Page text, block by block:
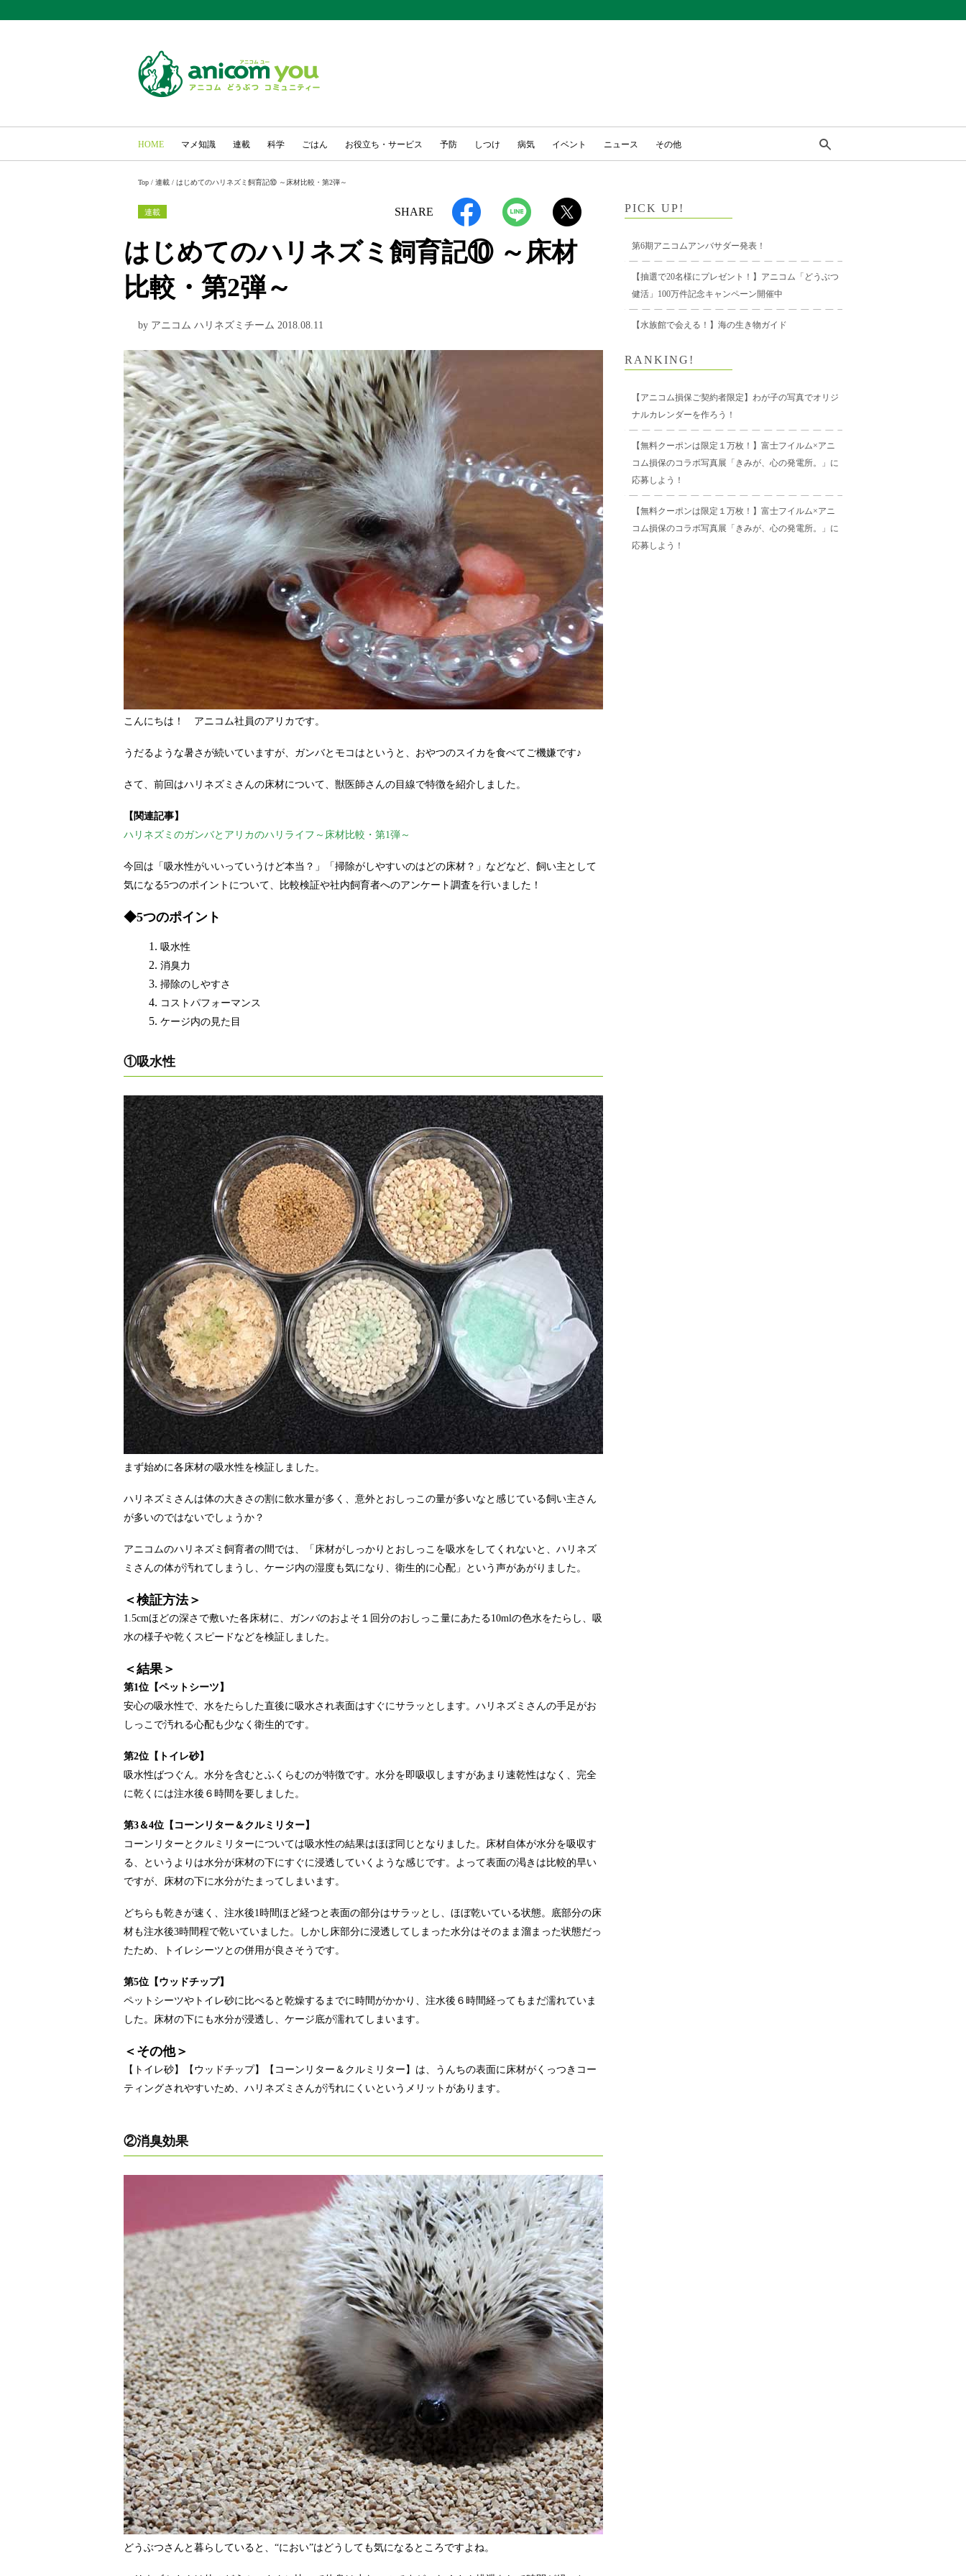
HOME マメ知識 連載 科学 ごはん お役立ち・サービス 予防 しつけ 病気 イベント ニュース その他
Top / 連載 / はじめてのハリネズミ飼育記⑩ ～床材比較・第2弾～
SHARE
連載
はじめてのハリネズミ飼育記⑩ ～床材
比較・第2弾～
by アニコム ハリネズミチーム 2018.08.11
こんにちは！ アニコム社員のアリカです。
うだるような暑さが続いていますが、ガンバとモコはというと、おやつのスイカを食べてご機嫌です♪
さて、前回はハリネズミさんの床材について、獣医師さんの目線で特徴を紹介しました。
【関連記事】
ハリネズミのガンバとアリカのハリライフ～床材比較・第1弾～
今回は「吸水性がいいっていうけど本当？」「掃除がしやすいのはどの床材？」などなど、飼い主として
気になる5つのポイントについて、比較検証や社内飼育者へのアンケート調査を行いました！
◆5つのポイント
吸水性
消臭力
掃除のしやすさ
コストパフォーマンス
ケージ内の見た目
①吸水性
まず始めに各床材の吸水性を検証しました。
ハリネズミさんは体の大きさの割に飲水量が多く、意外とおしっこの量が多いなと感じている飼い主さん
が多いのではないでしょうか？
アニコムのハリネズミ飼育者の間では、「床材がしっかりとおしっこを吸水をしてくれないと、ハリネズ
ミさんの体が汚れてしまうし、ケージ内の湿度も気になり、衛生的に心配」という声があがりました。
＜検証方法＞
1.5cmほどの深さで敷いた各床材に、ガンバのおよそ１回分のおしっこ量にあたる10mlの色水をたらし、吸
水の様子や乾くスピードなどを検証しました。
＜結果＞
第1位【ペットシーツ】
安心の吸水性で、水をたらした直後に吸水され表面はすぐにサラッとします。ハリネズミさんの手足がお
しっこで汚れる心配も少なく衛生的です。
第2位【トイレ砂】
吸水性ばつぐん。水分を含むとふくらむのが特徴です。水分を即吸収しますがあまり速乾性はなく、完全
に乾くには注水後６時間を要しました。
第3＆4位【コーンリター＆クルミリター】
コーンリターとクルミリターについては吸水性の結果はほぼ同じとなりました。床材自体が水分を吸収す
る、というよりは水分が床材の下にすぐに浸透していくような感じです。よって表面の渇きは比較的早い
ですが、床材の下に水分がたまってしまいます。
どちらも乾きが速く、注水後1時間ほど経つと表面の部分はサラッとし、ほぼ乾いている状態。底部分の床
材も注水後3時間程で乾いていました。しかし床部分に浸透してしまった水分はそのまま溜まった状態だっ
たため、トイレシーツとの併用が良さそうです。
第5位【ウッドチップ】
ペットシーツやトイレ砂に比べると乾燥するまでに時間がかかり、注水後６時間経ってもまだ濡れていま
した。床材の下にも水分が浸透し、ケージ底が濡れてしまいます。
＜その他＞
【トイレ砂】【ウッドチップ】【コーンリター＆クルミリター】は、うんちの表面に床材がくっつきコー
ティングされやすいため、ハリネズミさんが汚れにくいというメリットがあります。
②消臭効果
どうぶつさんと暮らしていると、“におい”はどうしても気になるところですよね。
PICK UP!
第6期アニコムアンバサダー発表！
【抽選で20名様にプレゼント！】アニコム「どうぶつ
健活」100万件記念キャンペーン開催中
【水族館で会える！】海の生き物ガイド
RANKING!
【アニコム損保ご契約者限定】わが子の写真でオリジ
ナルカレンダーを作ろう！
【無料クーポンは限定１万枚！】富士フイルム×アニ
コム損保のコラボ写真展「きみが、心の発電所。」に
応募しよう！
【無料クーポンは限定１万枚！】富士フイルム×アニ
コム損保のコラボ写真展「きみが、心の発電所。」に
応募しよう！